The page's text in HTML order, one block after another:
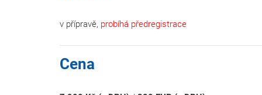
v přípravě, probíhá předregistrace
Cena